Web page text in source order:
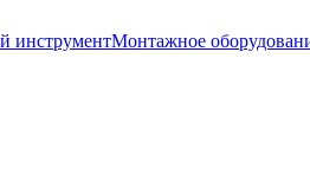
инструментМонтажное